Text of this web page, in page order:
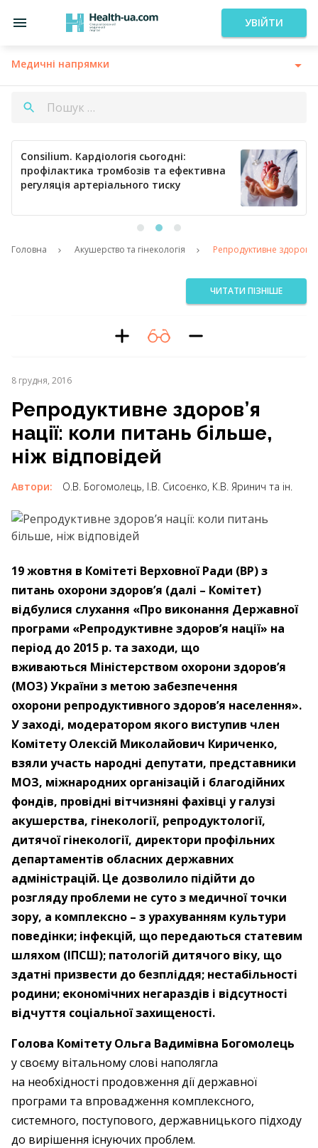
УВІЙТИ
Медичні напрямки
Consilium. Кардіологія сьогодні:
профілактика тромбозів та ефективна
регуляція артеріального тиску
Головна Акушерство та гінекологія Репродуктивне
ЧИТАТИ ПІЗНІШЕ
8 грудня, 2016
Репродуктивне здоров’я
нації: коли питань більше,
ніж відповідей
Автори: О.В. Богомолець, І.В. Сисоєнко, К.В. Яринич та ін.
19 жовтня в Комітеті Верховної Ради (ВР) з
питань охорони здоров’я (далі – Комітет)
відбулися слухання «Про виконання Державної
програми «Репродуктивне здоров’я нації» на
період до 2015 р. та заходи, що
вживаються Міністерством охорони здоров’я
(МОЗ) України з метою забезпечення
охорони репродуктивного здоров’я населення».
У заході, модератором якого виступив член
Комітету Олексій Миколайович Кириченко,
взяли участь народні депутати, представники
МОЗ, міжнародних організацій і благодійних
фондів, провідні вітчизняні фахівці у галузі
акушерства, гінекології, репродуктології,
дитячої гінекології, директори профільних
департаментів обласних державних
адміністрацій. Це дозволило підійти до
розгляду проблеми не суто з медичної точки
зору, а комплексно – з урахуванням культури
поведінки; інфекцій, що передаються статевим
шляхом (ІПСШ); патологій дитячого віку, що
здатні призвести до безпліддя; нестабільності
родини; економічних негараздів і відсутності
відчуття соціальної захищеності.
Голова Комітету Ольга Вадимівна Богомолець
у своєму вітальному слові наполягла
на необхідності продовження дії державної
програми та впровадження комплексного,
системного, поступового, державницького підходу
до вирішення існуючих проблем.